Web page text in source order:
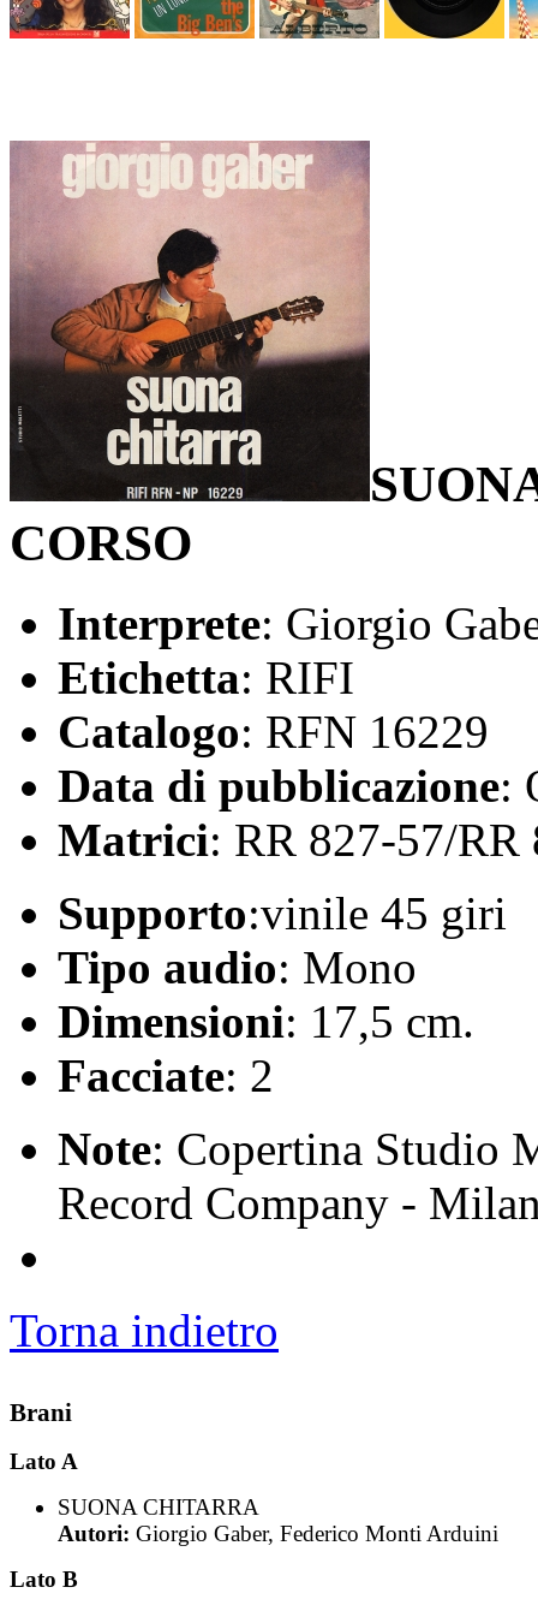
CORSO
Interprete: Giorgio
Etichetta: RIFI
Catalogo: RFN 16229
Data di pubblicazione:
Matrici: RR 827-57/RR
Supporto:vinile 45 giri
Tipo audio: Mono
Dimensioni: 17,5 cm.
Facciate: 2
Note: Copertina Studio
Record Company -
Torna indietro
Brani
Lato A
SUONA CHITARRA
Autori: Giorgio Gaber, Federico Monti Arduini
Lato B